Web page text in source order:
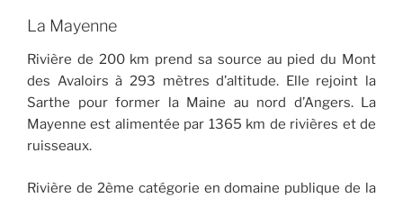
La Mayenne
Rivière de 200 km prend sa source au pied du Mont
des Avaloirs à 293 mètres d’altitude. Elle rejoint la
Sarthe pour former la Maine au nord d’Angers. La
Mayenne est alimentée par 1365 km de rivières et de
ruisseaux.
Rivière de 2ème catégorie en domaine publique de la